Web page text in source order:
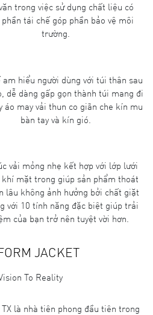
trong việc sử dụng chất liệu có
tái chế góp phần bảo vệ môi
trường.
hiểu người dùng với túi thân sau
dễ dàng gấp gọn thành túi mang đi
áo may vải thun co giãn che kín mu
bàn tay và kín gió.
vải mỏng nhẹ kết hợp với lớp lưới
mặt trong giúp sản phẩm thoát
lâu không ảnh hưởng bởi chất giặt
với 10 tính năng đặc biệt giúp trải
của bạn trở nên tuyệt vời hơn.
JACKET
To Reality
là nhà tiên phong đầu tiên trong